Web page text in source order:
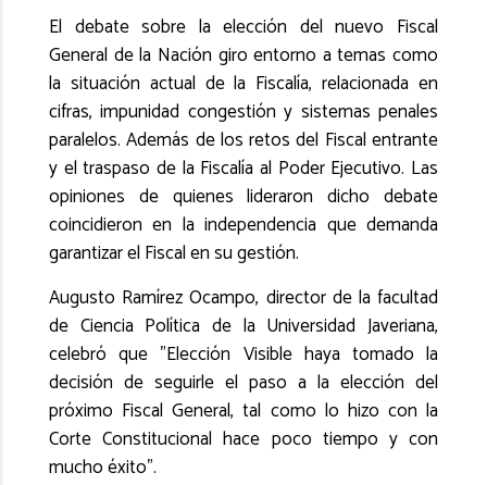
El debate sobre la elección del nuevo Fiscal
General de la Nación giro entorno a temas como
la situación actual de la Fiscalía, relacionada en
cifras, impunidad congestión y sistemas penales
paralelos. Además de los retos del Fiscal entrante
y el traspaso de la Fiscalía al Poder Ejecutivo. Las
opiniones de quienes lideraron dicho debate
coincidieron en la independencia que demanda
garantizar el Fiscal en su gestión.
Augusto Ramírez Ocampo, director de la facultad
de Ciencia Política de la Universidad Javeriana,
celebró que "Elección Visible haya tomado la
decisión de seguirle el paso a la elección del
próximo Fiscal General, tal como lo hizo con la
Corte Constitucional hace poco tiempo y con
mucho éxito".